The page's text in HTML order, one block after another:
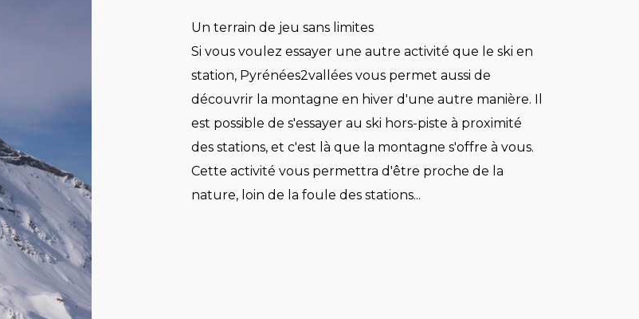
Un terrain de jeu sans limites
Si vous voulez essayer une autre activité que le ski en
station, Pyrénées2vallées vous permet aussi de
découvrir la montagne en hiver d'une autre manière. Il
est possible de s'essayer au ski hors-piste à proximité
des stations, et c'est là que la montagne s'offre à vous.
Cette activité vous permettra d'être proche de la
nature, loin de la foule des stations...